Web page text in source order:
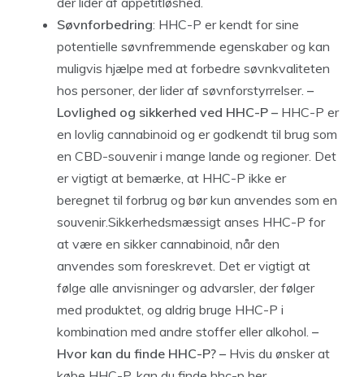
Søvnforbedring: HHC-P er kendt for sine
potentielle søvnfremmende egenskaber og kan
muligvis hjælpe med at forbedre søvnkvaliteten
hos personer, der lider af søvnforstyrrelser. –
Lovlighed og sikkerhed ved HHC-P – HHC-P er
en lovlig cannabinoid og er godkendt til brug som
en CBD-souvenir i mange lande og regioner. Det
er vigtigt at bemærke, at HHC-P ikke er
beregnet til forbrug og bør kun anvendes som en
souvenir.Sikkerhedsmæssigt anses HHC-P for
at være en sikker cannabinoid, når den
anvendes som foreskrevet. Det er vigtigt at
følge alle anvisninger og advarsler, der følger
med produktet, og aldrig bruge HHC-P i
kombination med andre stoffer eller alkohol. –
Hvor kan du finde HHC-P? – Hvis du ønsker at